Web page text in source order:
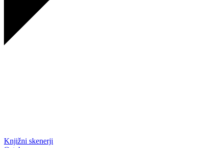
Knjižni skenerji